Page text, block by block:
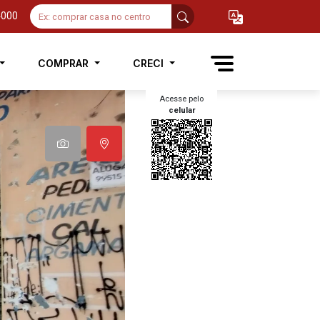
COMPRAR CRECI
Acesse pelo
celular